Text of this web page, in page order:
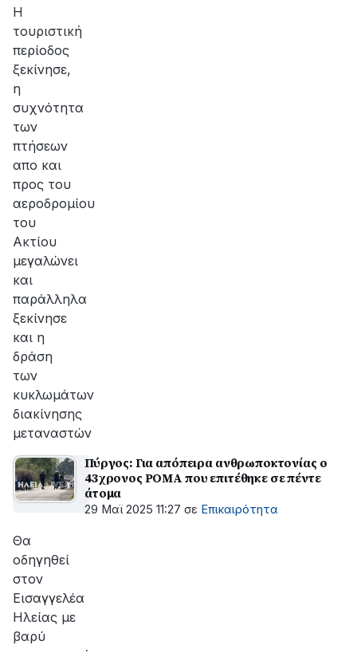
Η
τουριστική
περίοδος
ξεκίνησε,
η
συχνότητα
των
πτήσεων
απο και
προς του
αεροδρομίου
του
Ακτίου
μεγαλώνει
και
παράλληλα
ξεκίνησε
και η
δράση
των
κυκλωμάτων
διακίνησης
μεταναστών
Πύργος: Για απόπειρα ανθρωποκτονίας ο
43χρονος ΡΟΜΑ που επιτέθηκε σε πέντε
άτομα
29 Μαϊ 2025 11:27 σε Επικαιρότητα
Θα
οδηγηθεί
στον
Εισαγγελέα
Ηλείας με
βαρύ